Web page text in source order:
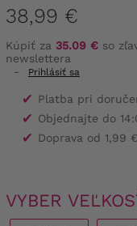
38,99 €
Kúpiť za 35.09 € so
newslettera
-
Prihlásiť sa
✔ Platba pri
✔ Objednajte do
✔ Doprava od 1,99 €
VYBER